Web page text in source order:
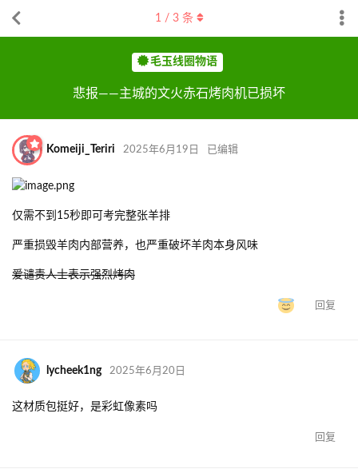
毛玉线圈物语
悲报——主城的文火赤石烤肉机已损坏
1 / 3条
Komeiji_Teriri 2025年6月19日 已编辑
仅需不到15秒即可考完整张羊排
严重损毁羊肉内部营养，也严重破坏羊肉本身风味
爱谴责人士表示强烈烤肉
回复
lycheek1ng 2025年6月20日
这材质包挺好，是彩虹像素吗
回复